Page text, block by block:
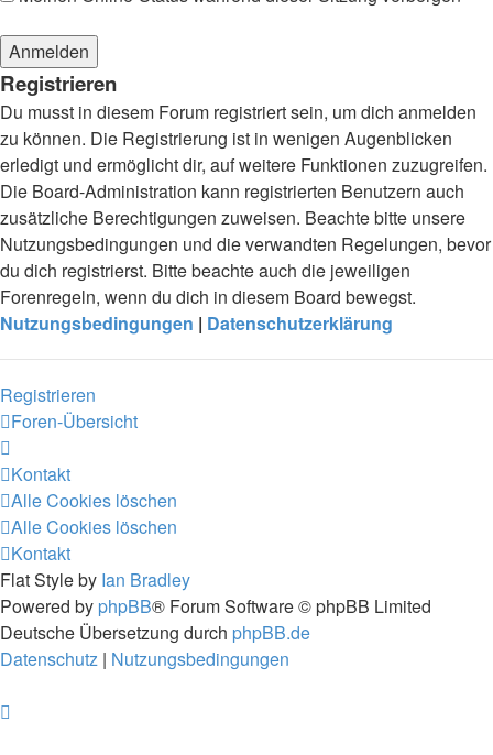
Registrieren
Du musst in diesem Forum registriert sein, um dich anmelden
zu können. Die Registrierung ist in wenigen Augenblicken
erledigt und ermöglicht dir, auf weitere Funktionen zuzugreifen.
Die Board-Administration kann registrierten Benutzern auch
zusätzliche Berechtigungen zuweisen. Beachte bitte unsere
Nutzungsbedingungen und die verwandten Regelungen, bevor
du dich registrierst. Bitte beachte auch die jeweiligen
Forenregeln, wenn du dich in diesem Board bewegst.
Nutzungsbedingungen | Datenschutzerklärung
Registrieren
Foren-Übersicht
Kontakt
Alle Cookies löschen
Alle Cookies löschen
Kontakt
Flat Style by Ian Bradley
Powered by phpBB® Forum Software © phpBB Limited
Deutsche Übersetzung durch phpBB.de
Datenschutz | Nutzungsbedingungen